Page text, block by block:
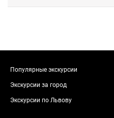
Популярные экскурсии
Экскурсии за город
Экскурсии по Львову